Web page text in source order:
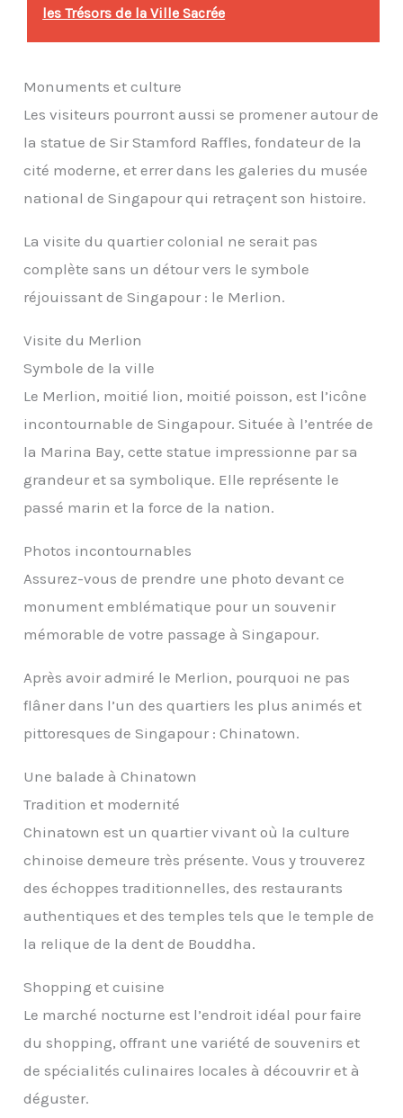
les Trésors de la Ville Sacrée
Monuments et culture
Les visiteurs pourront aussi se promener autour de
la statue de Sir Stamford Raffles, fondateur de la
cité moderne, et errer dans les galeries du musée
national de Singapour qui retraçent son histoire.
La visite du quartier colonial ne serait pas
complète sans un détour vers le symbole
réjouissant de Singapour : le Merlion.
Visite du Merlion
Symbole de la ville
Le Merlion, moitié lion, moitié poisson, est l’icône
incontournable de Singapour. Située à l’entrée de
la Marina Bay, cette statue impressionne par sa
grandeur et sa symbolique. Elle représente le
passé marin et la force de la nation.
Photos incontournables
Assurez-vous de prendre une photo devant ce
monument emblématique pour un souvenir
mémorable de votre passage à Singapour.
Après avoir admiré le Merlion, pourquoi ne pas
flâner dans l’un des quartiers les plus animés et
pittoresques de Singapour : Chinatown.
Une balade à Chinatown
Tradition et modernité
Chinatown est un quartier vivant où la culture
chinoise demeure très présente. Vous y trouverez
des échoppes traditionnelles, des restaurants
authentiques et des temples tels que le temple de
la relique de la dent de Bouddha.
Shopping et cuisine
Le marché nocturne est l’endroit idéal pour faire
du shopping, offrant une variété de souvenirs et
de spécialités culinaires locales à découvrir et à
déguster.